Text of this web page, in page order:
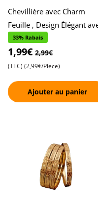
Chevillière avec Charm
Feuille , Design Élégant
Deux Accents Étoiles ,
Beauté Inspirée de la Na
33% Rabais
1,99€ 2,99€
(TTC) (2,99€/Piece)
Ajouter au panier